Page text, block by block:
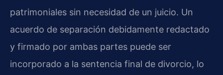
patrimoniales sin necesidad de un juicio. Un
acuerdo de separación debidamente redactado
y firmado por ambas partes puede ser
incorporado a la sentencia final de divorcio, lo